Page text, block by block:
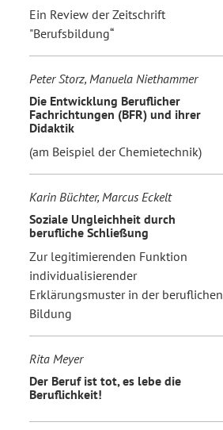
Ein Review der Zeitschrift
"Berufsbildung“
Peter Storz, Manuela Niethammer
Die Entwicklung Beruflicher
Fachrichtungen (BFR) und ihrer
Didaktik
(am Beispiel der Chemietechnik)
Karin Büchter, Marcus Eckelt
Soziale Ungleichheit durch
berufliche Schließung
Zur legitimierenden Funktion
individualisierender
Erklärungsmuster in der beruflichen
Bildung
Rita Meyer
Der Beruf ist tot, es lebe die
Beruflichkeit!